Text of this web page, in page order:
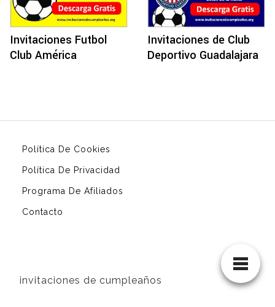
Invitaciones Futbol
Club América
Invitaciones de Club
Deportivo Guadalajara
Política De Cookies
Política De Privacidad
Programa De Afiliados
Contacto
invitaciones de cumpleaños